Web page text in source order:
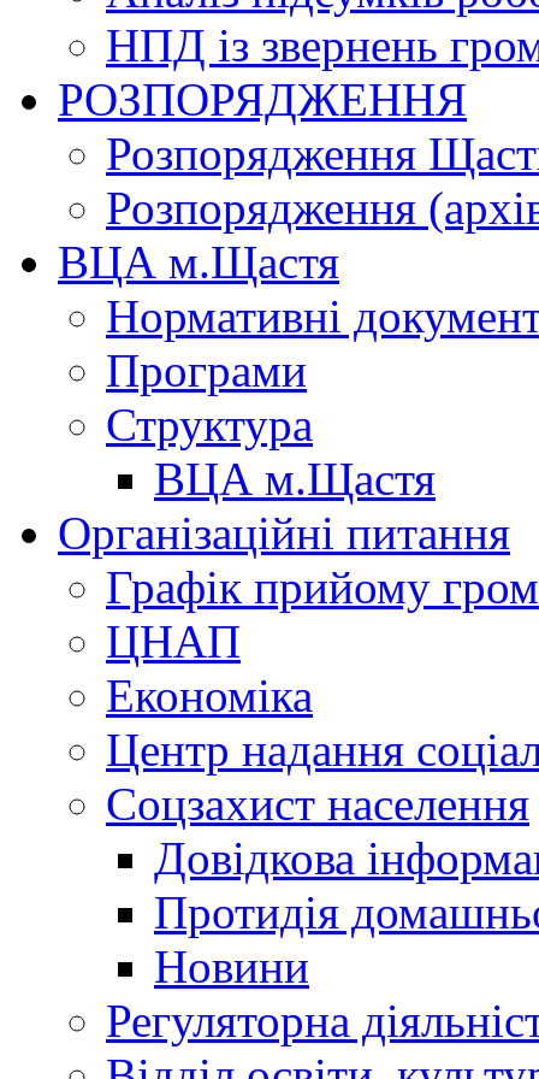
НПД із звернень
РОЗПОРЯДЖЕННЯ
Розпорядження
Розпорядження
ВЦА м.Щастя
Нормативні
Програми
Структура
ВЦА м.Щастя
Організаційні питання
Графік прийому
ЦНАП
Економіка
Центр надання
Соцзахист населення
Довідкова
Протидія
Новини
Регуляторна